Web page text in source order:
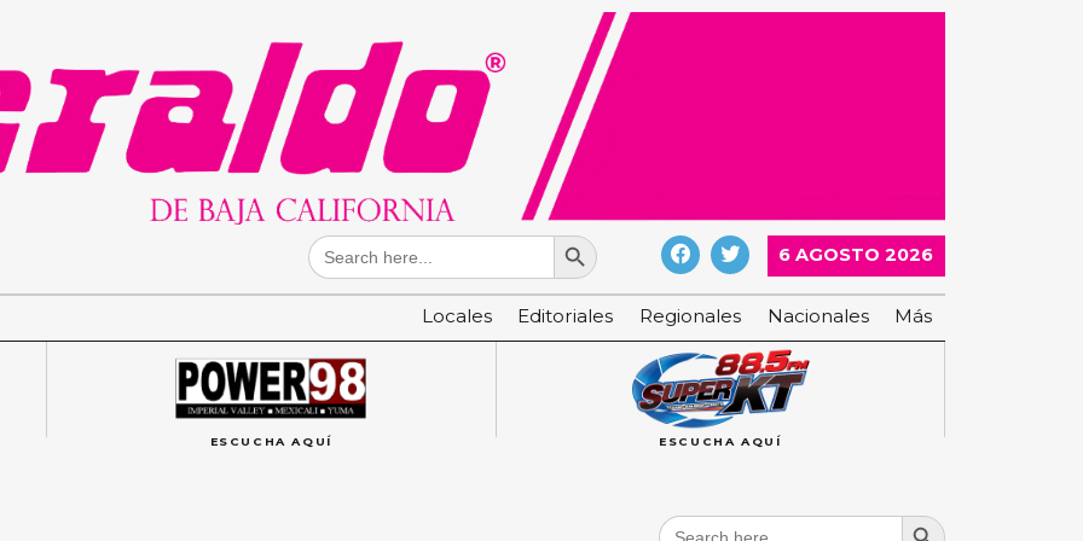
Search
for:
Search Button
6 AGOSTO 2026
Locales Editoriales Regionales Nacionales Más
ESCUCHA AQUÍ ESCUCHA AQUÍ
Search
Search Button